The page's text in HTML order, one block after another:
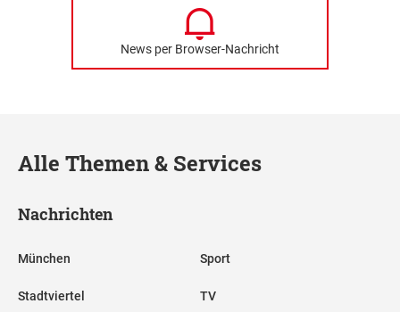
News per Browser-Nachricht
Alle Themen & Services
Nachrichten
München
Stadtviertel
Sport
TV